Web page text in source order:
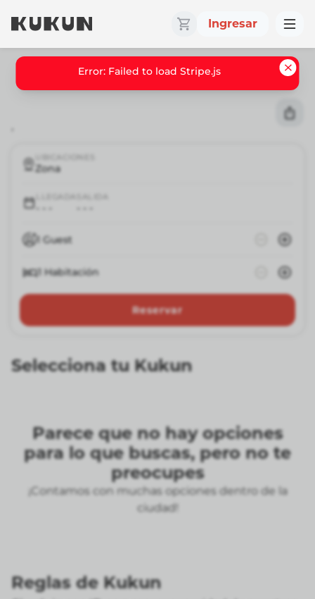
Ingresar
Zona
1 Guest
1 Habitación
Reservar
Selecciona tu Kukun
Parece que no hay opciones
para lo que buscas, pero no te
preocupes
¡Contamos con muchas opciones dentro de la
ciudad!
Reglas de Kukun
Error: Failed to load Stripe.js